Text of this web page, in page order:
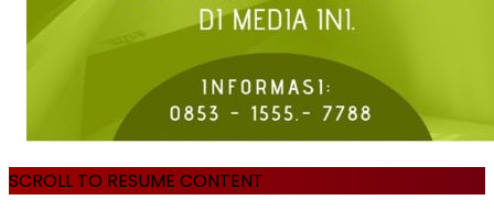
SCROLL TO RESUME CONTENT